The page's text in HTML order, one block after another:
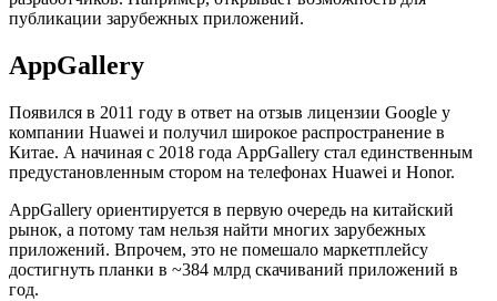
публикации зарубежных приложений.
AppGallery
Появился в 2011 году в ответ на отзыв лицензии Google у
компании Huawei и получил широкое распространение в
Китае. А начиная с 2018 года AppGallery стал единственным
предустановленным стором на телефонах Huawei и Honor.
AppGallery ориентируется в первую очередь на китайский
рынок, а потому там нельзя найти многих зарубежных
приложений. Впрочем, это не помешало маркетплейсу
достигнуть планки в ~384 млрд скачиваний приложений в
год.